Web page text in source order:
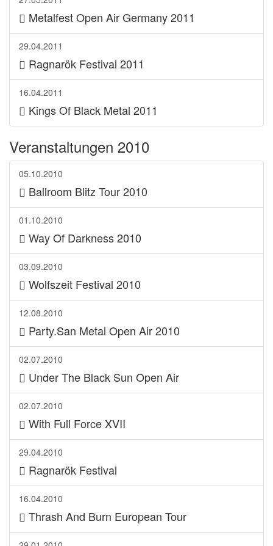
Metalfest Open Air Germany 2011
29.04.2011
Ragnarök Festival 2011
16.04.2011
Kings Of Black Metal 2011
Veranstaltungen 2010
05.10.2010
Ballroom Blitz Tour 2010
01.10.2010
Way Of Darkness 2010
03.09.2010
Wolfszeit Festival 2010
12.08.2010
Party.San Metal Open Air 2010
02.07.2010
Under The Black Sun Open Air
02.07.2010
With Full Force XVII
29.04.2010
Ragnarök Festival
16.04.2010
Thrash And Burn European Tour